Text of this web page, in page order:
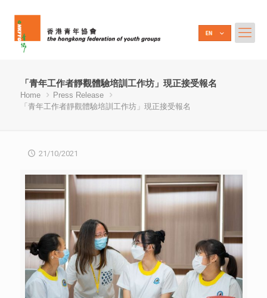
「青年工作者靜觀體驗培訓工作坊」現正接受報名
Home
Press Release
「青年工作者靜觀體驗培訓工作坊」現正接受報名
21/10/2021